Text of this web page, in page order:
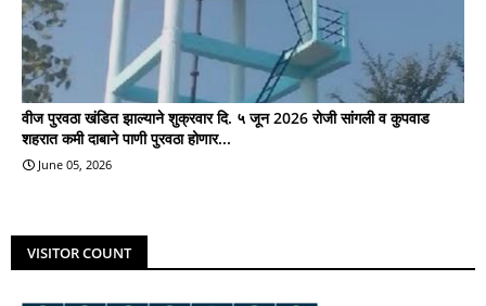
वीज पुरवठा खंडित झाल्याने शुक्रवार दि. ५ जून 2026 रोजी सांगली व कुपवाड
शहरात कमी दाबाने पाणी पुरवठा होणार...
June 05, 2026
VISITOR COUNT